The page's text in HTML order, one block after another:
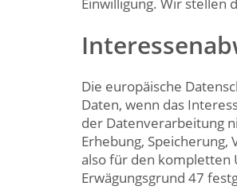
Einwilligung. Wir stellen
Die europäische
Daten, wenn das
der Datenverarbeitung
Erhebung,
also für den kompletten
Erwägungsgrund 47